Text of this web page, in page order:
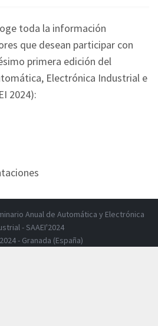
toda la información
que desean participar con
primera edición del
Electrónica Industrial e
2024):
Anual de Automática y Electrónica
- SAAEI'2024
- Granada (España)